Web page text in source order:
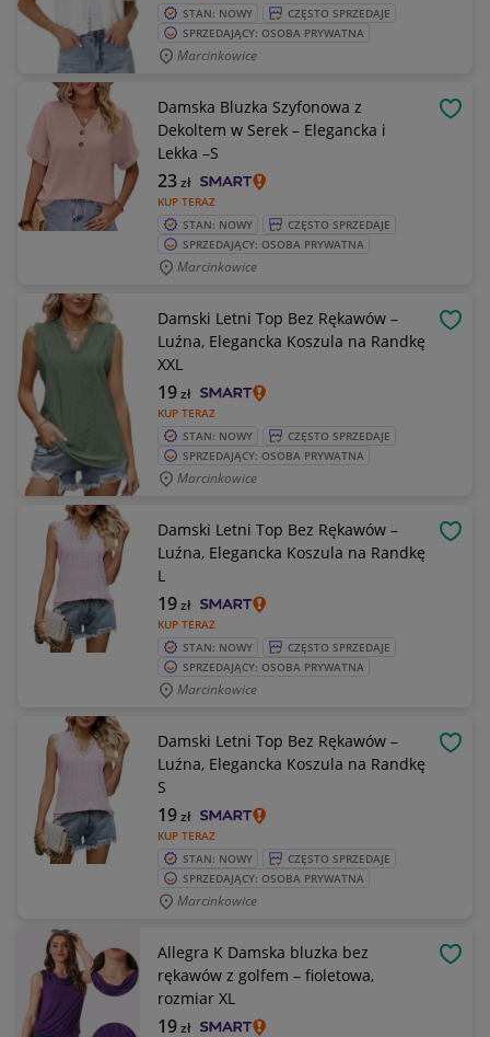
STAN: NOWY
CZĘSTO SPRZEDAJE
SPRZEDAJĄCY: OSOBA PRYWATNA
Marcinkowice
Damska Bluzka Szyfonowa z
Dekoltem w Serek – Elegancka i
Lekka –S
KUP TERAZ
23zł
STAN: NOWY
CZĘSTO SPRZEDAJE
SPRZEDAJĄCY: OSOBA PRYWATNA
Marcinkowice
Damski Letni Top Bez Rękawów –
Luźna, Elegancka Koszula na Randkę
XXL
KUP TERAZ
19zł
STAN: NOWY
CZĘSTO SPRZEDAJE
SPRZEDAJĄCY: OSOBA PRYWATNA
Marcinkowice
Damski Letni Top Bez Rękawów –
Luźna, Elegancka Koszula na Randkę
L
KUP TERAZ
19zł
STAN: NOWY
CZĘSTO SPRZEDAJE
SPRZEDAJĄCY: OSOBA PRYWATNA
Marcinkowice
Damski Letni Top Bez Rękawów –
Luźna, Elegancka Koszula na Randkę
S
KUP TERAZ
19zł
STAN: NOWY
CZĘSTO SPRZEDAJE
SPRZEDAJĄCY: OSOBA PRYWATNA
Marcinkowice
Allegra K Damska bluzka bez
rękawów z golfem – fioletowa,
rozmiar XL
19zł